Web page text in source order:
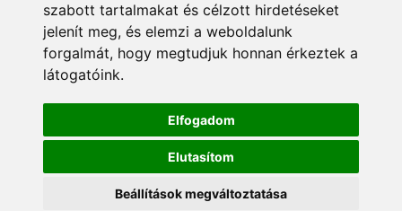
szabott tartalmakat és célzott hirdetéseket
jelenít meg, és elemzi a weboldalunk
forgalmát, hogy megtudjuk honnan érkeztek a
látogatóink.
Elfogadom
Elutasítom
Beállítások megváltoztatása